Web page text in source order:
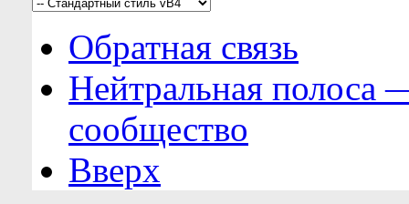
Обратная связь
Нейтральная полоса
сообщество
Вверх